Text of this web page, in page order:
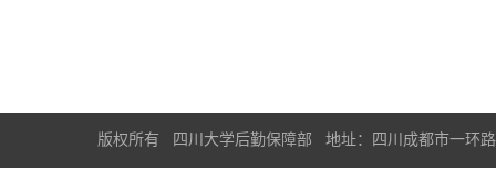
版权所有 四川大学后勤保障部 地址：四川成都市一环